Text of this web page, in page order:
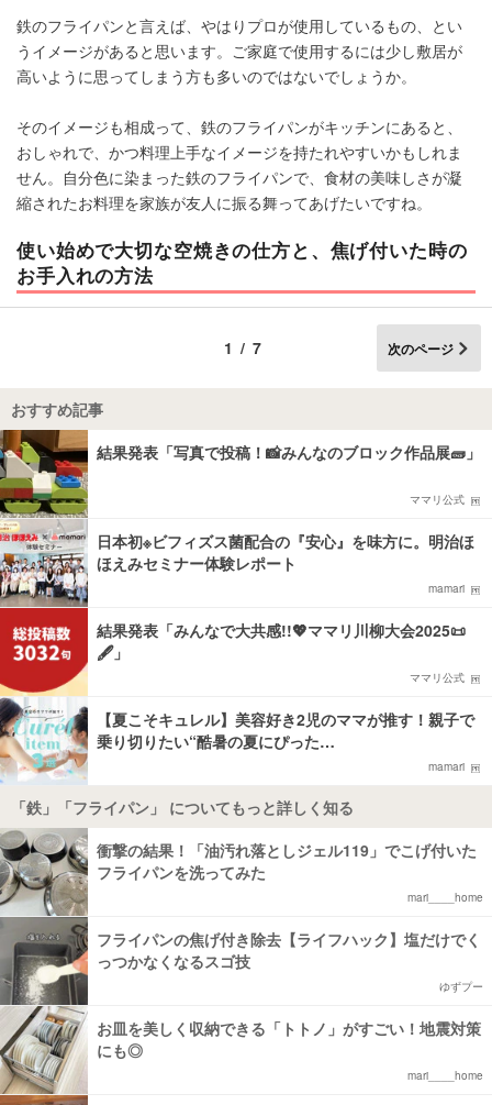
鉄のフライパンと言えば、やはりプロが使用しているもの、とい
うイメージがあると思います。ご家庭で使用するには少し敷居が
高いように思ってしまう方も多いのではないでしょうか。
そのイメージも相成って、鉄のフライパンがキッチンにあると、
おしゃれで、かつ料理上手なイメージを持たれやすいかもしれま
せん。自分色に染まった鉄のフライパンで、食材の美味しさが凝
縮されたお料理を家族が友人に振る舞ってあげたいですね。
使い始めで大切な空焼きの仕方と、焦げ付いた時の
お手入れの方法
1/7 次のページ
おすすめ記事
結果発表「写真で投稿！📸みんなのブロック作品展🧱」
ママリ公式
日本初※ビフィズス菌配合の『安心』を味方に。明治ほ
ほえみセミナー体験レポート
mamari
結果発表「みんなで大共感!!💖ママリ川柳大会2025📜
🖋️」
ママリ公式
【夏こそキュレル】美容好き2児のママが推す！親子で
乗り切りたい“酷暑の夏にぴった…
mamari
「鉄」「フライパン」 についてもっと詳しく知る
衝撃の結果！「油汚れ落としジェル119」でこげ付いた
フライパンを洗ってみた
mari____home
フライパンの焦げ付き除去【ライフハック】塩だけでく
っつかなくなるスゴ技
ゆずプー
お皿を美しく収納できる「トトノ」がすごい！地震対策
にも◎
mari____home